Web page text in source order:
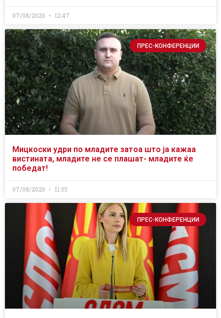
07/08/2026 12:47
ПРЕС-КОНФЕРЕНЦИИ
Мицкоски удри по младите затоа што ја кажаа
вистината, младите не се плашат- младите ќе
победат!
07/08/2026 11:35
ПРЕС-КОНФЕРЕНЦИИ